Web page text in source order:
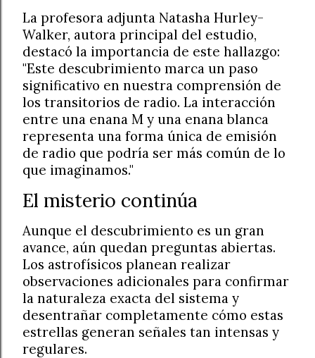
La profesora adjunta Natasha Hurley-
Walker, autora principal del estudio,
destacó la importancia de este hallazgo:
"Este descubrimiento marca un paso
significativo en nuestra comprensión de
los transitorios de radio. La interacción
entre una enana M y una enana blanca
representa una forma única de emisión
de radio que podría ser más común de lo
que imaginamos."
El misterio continúa
Aunque el descubrimiento es un gran
avance, aún quedan preguntas abiertas.
Los astrofísicos planean realizar
observaciones adicionales para confirmar
la naturaleza exacta del sistema y
desentrañar completamente cómo estas
estrellas generan señales tan intensas y
regulares.